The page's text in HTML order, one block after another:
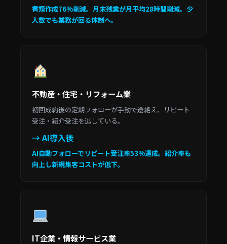
書類作成76%削減。月末残業が月平均28時間削減。少
人数でも業務が回る体制へ。
不動産・住宅・リフォーム業
初回成約後の定期フォローが手動で途絶え、リピート
受注・紹介受注を逃している。
→ AI導入後
AI自動フォローでリピート受注率53%達成。紹介率も
向上し新規集客コストが低下。
IT企業・情報サービス業